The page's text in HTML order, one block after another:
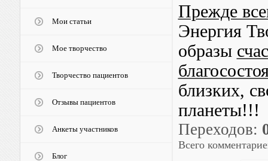
Мои статьи
Мое творчество
Творчество пациентов
Отзывы пациентов
Анкеты участников
Блог
Прежде
Энергия
образы
близких,
Переходов:
Всего